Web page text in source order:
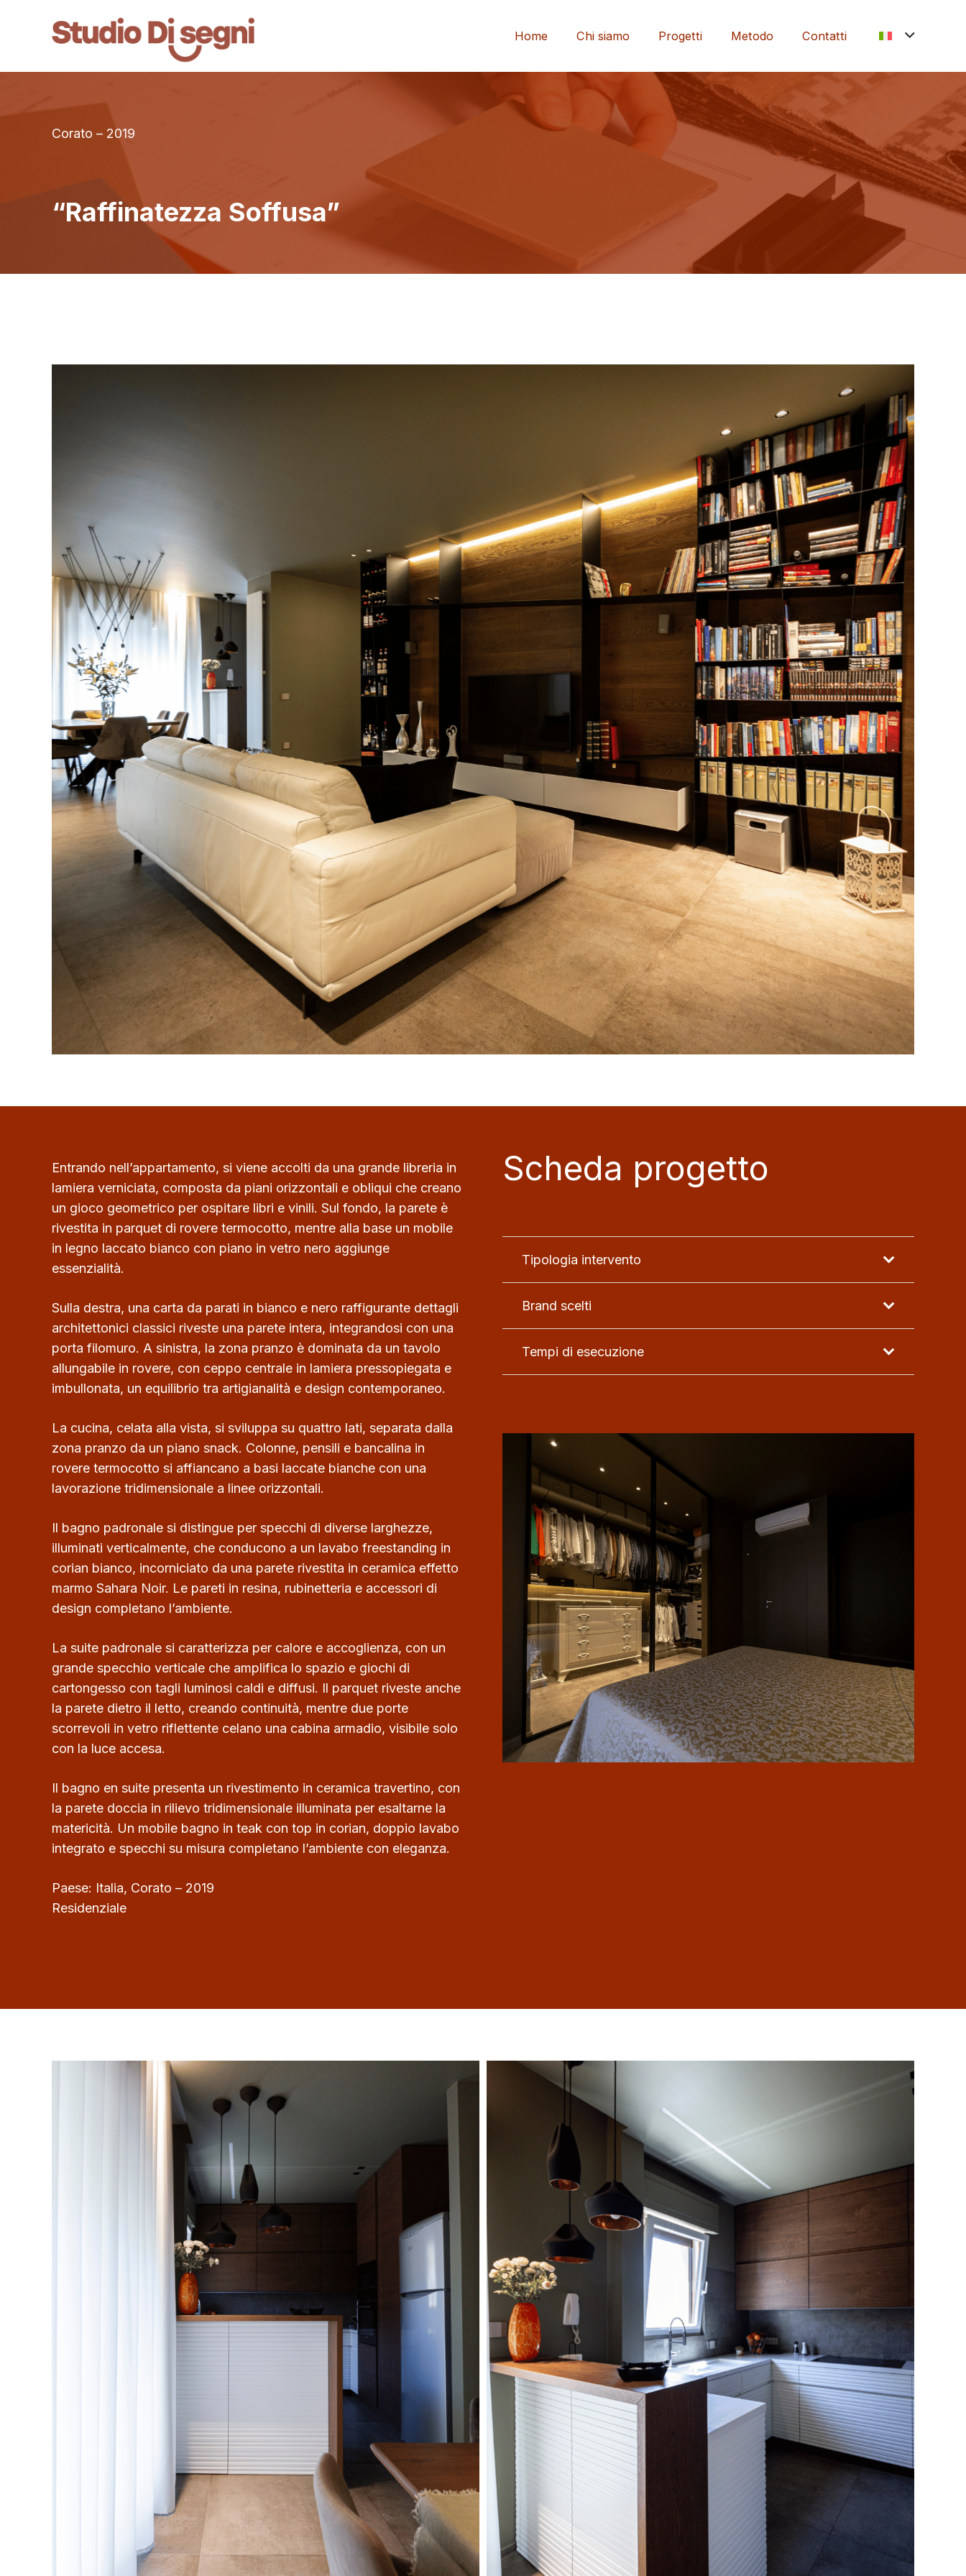
Home Chi siamo Progetti Metodo Contatti
Corato – 2019
“Raffinatezza Soffusa”
Entrando nell’appartamento, si viene accolti da una grande libreria in
lamiera verniciata, composta da piani orizzontali e obliqui che creano
un gioco geometrico per ospitare libri e vinili. Sul fondo, la parete è
rivestita in parquet di rovere termocotto, mentre alla base un mobile
in legno laccato bianco con piano in vetro nero aggiunge
essenzialità.
Sulla destra, una carta da parati in bianco e nero raffigurante dettagli
architettonici classici riveste una parete intera, integrandosi con una
porta filomuro. A sinistra, la zona pranzo è dominata da un tavolo
allungabile in rovere, con ceppo centrale in lamiera pressopiegata e
imbullonata, un equilibrio tra artigianalità e design contemporaneo.
La cucina, celata alla vista, si sviluppa su quattro lati, separata dalla
zona pranzo da un piano snack. Colonne, pensili e bancalina in
rovere termocotto si affiancano a basi laccate bianche con una
lavorazione tridimensionale a linee orizzontali.
Il bagno padronale si distingue per specchi di diverse larghezze,
illuminati verticalmente, che conducono a un lavabo freestanding in
corian bianco, incorniciato da una parete rivestita in ceramica effetto
marmo Sahara Noir. Le pareti in resina, rubinetteria e accessori di
design completano l’ambiente.
La suite padronale si caratterizza per calore e accoglienza, con un
grande specchio verticale che amplifica lo spazio e giochi di
cartongesso con tagli luminosi caldi e diffusi. Il parquet riveste anche
la parete dietro il letto, creando continuità, mentre due porte
scorrevoli in vetro riflettente celano una cabina armadio, visibile solo
con la luce accesa.
Il bagno en suite presenta un rivestimento in ceramica travertino, con
la parete doccia in rilievo tridimensionale illuminata per esaltarne la
matericità. Un mobile bagno in teak con top in corian, doppio lavabo
integrato e specchi su misura completano l’ambiente con eleganza.
Paese: Italia, Corato – 2019
Residenziale
Scheda progetto
Tipologia intervento
Brand scelti
Tempi di esecuzione